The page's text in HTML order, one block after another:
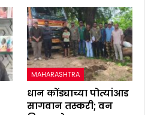
MAHARASHTRA
धान कोंड्याच्या पोत्यांआड
सागवान तस्करी; वन